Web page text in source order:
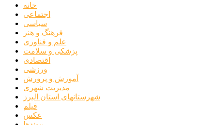
خانه
اجتماعی
سیاسی
فرهنگ و هنر
علم و فناوری
پزشکی و سلامت
اقتصادی
ورزشی
آموزش و پرورش
مدیریت شهری
شهرستانهای استان البرز
فیلم
عکس